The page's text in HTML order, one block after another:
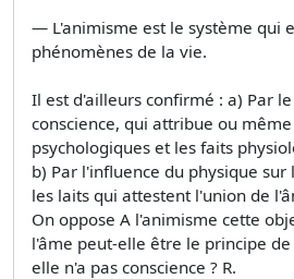
— L'animisme est le système qui
phénomènes de la vie.
Il est d'ailleurs confirmé : a) Par
conscience, qui attribue ou
psychologiques et les faits
b) Par l'influence du physique
les laits qui attestent l'union de
On oppose A l'animisme cette
l'âme peut-elle être le principe
elle n'a pas conscience ? R.